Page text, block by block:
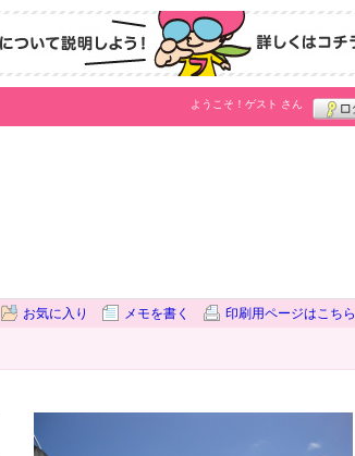
ようこそ！ ゲスト さん
お気に入り メモを書く 印刷用ページはこちら